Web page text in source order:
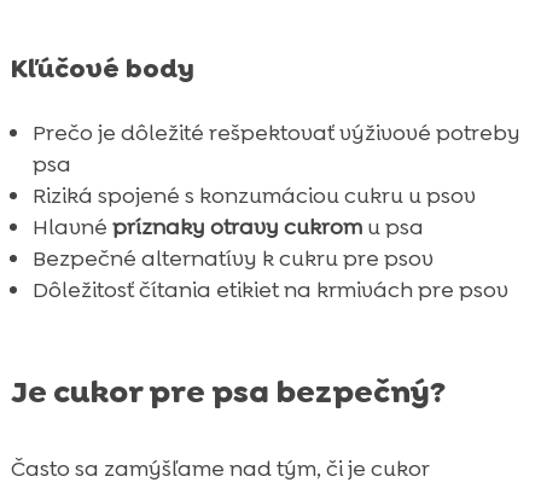
Kľúčové body
Prečo je dôležité rešpektovať výživové potreby
psa
Riziká spojené s konzumáciou cukru u psov
Hlavné príznaky otravy cukromu psa
Bezpečné alternatívy k cukru pre psov
Dôležitosť čítania etikiet na krmivách pre psov
Je cukor pre psa bezpečný?
Často sa zamýšľame nad tým, či je cukor